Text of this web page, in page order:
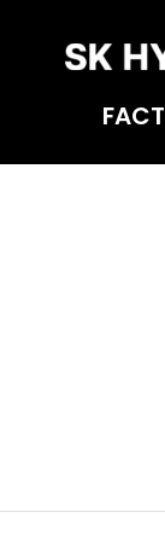
FACT